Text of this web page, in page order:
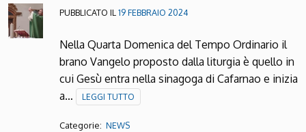
PUBBLICATO IL 19 FEBBRAIO 2024
Nella Quarta Domenica del Tempo Ordinario il
brano Vangelo proposto dalla liturgia è quello in
cui Gesù entra nella sinagoga di Cafarnao e inizia
a…
LEGGI TUTTO
Categorie: NEWS